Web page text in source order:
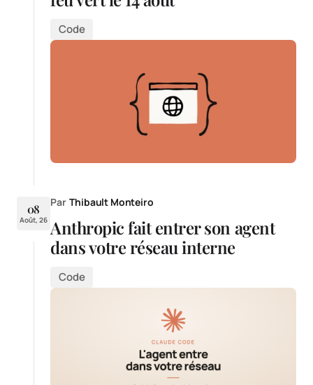
Code
08
Août, 26
Par Thibault Monteiro
Anthropic fait entrer son agent
dans votre réseau interne
Code